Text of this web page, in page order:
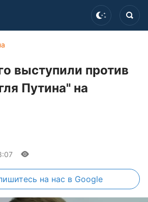
выступили против
Путина" на
на нас в Google